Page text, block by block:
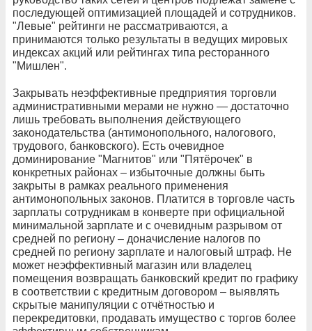
последующей оптимизацией площадей и сотрудников.
"Левые" рейтинги не рассматриваются, а
принимаются только результаты в ведущих мировых
индексах акций или рейтингах типа ресторанного
"Мишлен".
Закрывать неэффективные предприятия торговли
административными мерами не нужно — достаточно
лишь требовать выполнения действующего
законодательства (антимонопольного, налогового,
трудового, банковского). Есть очевидное
доминирование "Магнитов" или "Пятёрочек" в
конкретных районах – избыточные должны быть
закрыты в рамках реального применения
антимонопольных законов. Платится в торговле часть
зарплаты сотрудникам в конверте при официальной
минимальной зарплате и с очевидным разрывом от
средней по региону – доначисление налогов по
средней по региону зарплате и налоговый штраф. Не
может неэффективный магазин или владелец
помещения возвращать банковский кредит по графику
в соответствии с кредитным договором – выявлять
скрытые манипуляции с отчётностью и
перекредитовки, продавать имущество с торгов более